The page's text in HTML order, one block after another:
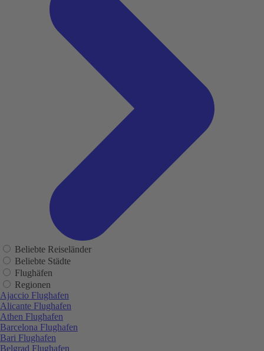
Beliebte Reiseländer
Beliebte Städte
Flughäfen
Regionen
Ajaccio Flughafen
Alicante Flughafen
Athen Flughafen
Barcelona Flughafen
Bari Flughafen
Belgrad Flughafen